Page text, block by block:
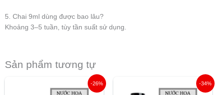
5. Chai 9ml dùng được bao lâu?
Khoảng 3–5 tuần, tùy tần suất sử dụng.
Sản phẩm tương tự
-26%
gốc
hiện
-34%
gốc
Giá
hiện